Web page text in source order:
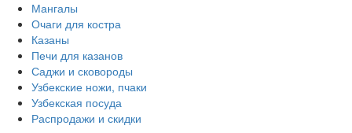
Мангалы
Очаги для костра
Казаны
Печи для казанов
Саджи и сковороды
Узбекские ножи, пчаки
Узбекская посуда
Распродажи и скидки